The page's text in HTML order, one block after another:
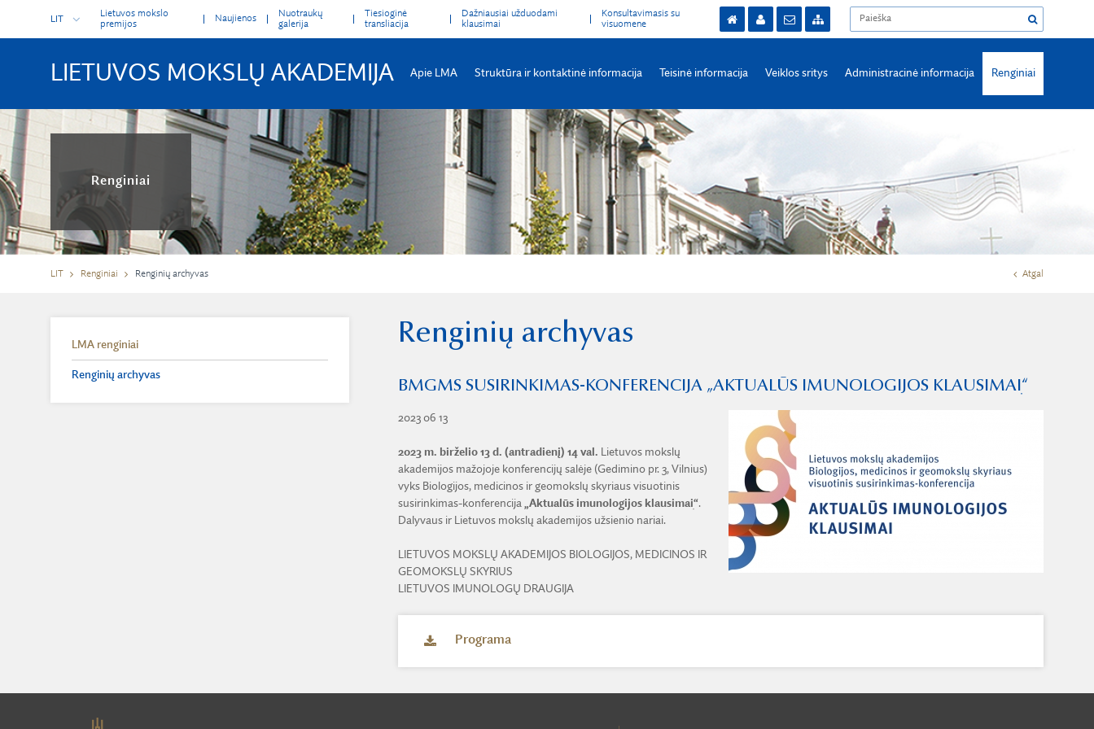
LIETUVOS MOKSLŲ AKADEMIJA
LIT
Lietuvos mokslo
premijos
Naujienos
Nuotraukų
galerija
Tiesioginė
transliacija
Dažniausiai užduodami
klausimai
Konsultavimasis su
visuomene
Apie LMA Struktūra ir kontaktinė informacija Teisinė informacija Veiklos sritys Administracinė informacija Renginiai
Renginiai
LIT Renginiai Renginių archyvas Atgal
LMA renginiai
Renginių archyvas
Renginių archyvas
BMGMS SUSIRINKIMAS-KONFERENCIJA „AKTUALŪS IMUNOLOGIJOS KLAUSIMAIׅ“
2023 06 13
2023 m. birželio 13 d. (antradienį) 14 val. Lietuvos mokslų
akademijos mažojoje konferencijų salėje (Gedimino pr. 3, Vilnius)
vyks Biologijos, medicinos ir geomokslų skyriaus visuotinis
susirinkimas-konferencija
„Aktualūs imunologijos klausimaiׅ“.
Dalyvaus ir Lietuvos mokslų akademijos užsienio nariai.
LIETUVOS MOKSLŲ AKADEMIJOS BIOLOGIJOS, MEDICINOS IR
GEOMOKSLŲ SKYRIUS
LIETUVOS IMUNOLOGŲ DRAUGIJA
Programa